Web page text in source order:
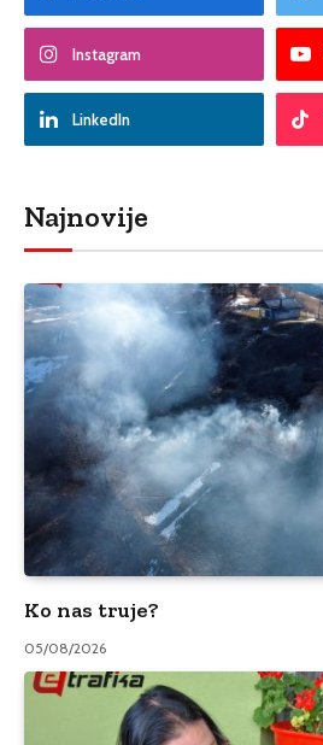
Instagram
LinkedIn
Najnovije
Ko nas truje?
05/08/2026